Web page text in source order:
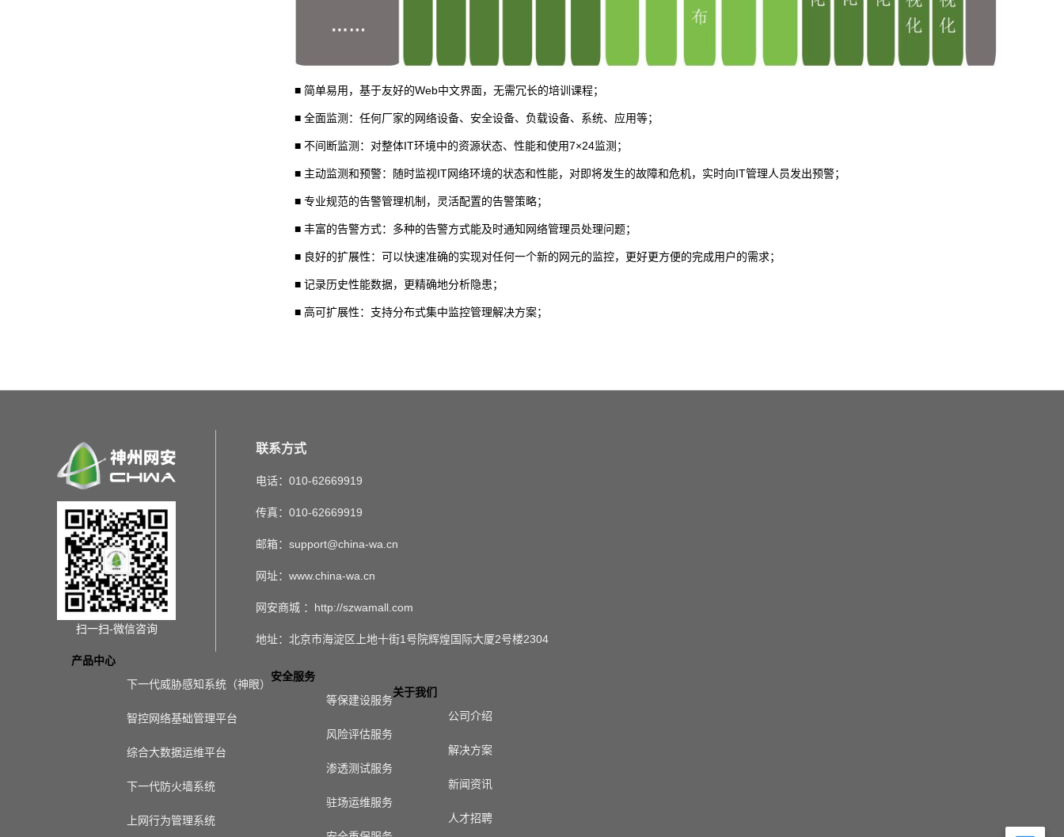
■ 简单易用，基于友好的Web中文界面，无需冗长的培训课程；
■ 全面监测：任何厂家的网络设备、安全设备、负载设备、系统、应用等；
■ 不间断监测：对整体IT环境中的资源状态、性能和使用7×24监测；
■ 主动监测和预警：随时监视IT网络环境的状态和性能，对即将发生的故障和危机，实时向IT管理人员发出预警；
■ 专业规范的告警管理机制，灵活配置的告警策略；
■ 丰富的告警方式：多种的告警方式能及时通知网络管理员处理问题；
■ 良好的扩展性：可以快速准确的实现对任何一个新的网元的监控，更好更方便的完成用户的需求；
■ 记录历史性能数据，更精确地分析隐患；
■ 高可扩展性：支持分布式集中监控管理解决方案；
扫一扫-微信咨询
联系方式
电话：010-62669919
传真：010-62669919
邮箱：support@china-wa.cn
网址：www.china-wa.cn
网安商城 ：http://szwamall.com
地址：北京市海淀区上地十街1号院辉煌国际大厦2号楼2304
产品中心
下一代威胁感知系统（神眼）
智控网络基础管理平台
综合大数据运维平台
下一代防火墙系统
上网行为管理系统
安全服务
等保建设服务
风险评估服务
渗透测试服务
驻场运维服务
关于我们
公司介绍
解决方案
新闻资讯
人才招聘